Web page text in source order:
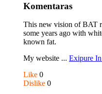
Komentaras
This new vision of BAT
some years ago with
known fat.
My website ... Exipure
Like 0
Dislike 0